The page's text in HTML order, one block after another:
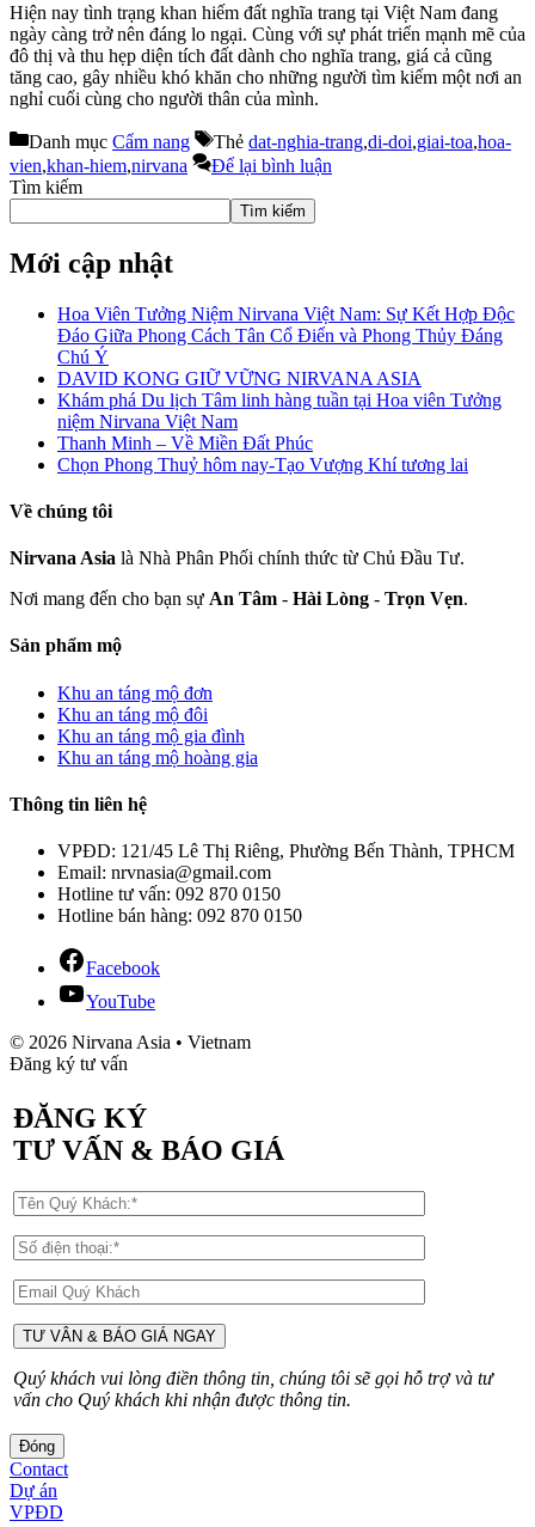
Hiện nay tình trạng khan hiếm đất nghĩa trang tại Việt Nam đang
ngày càng trở nên đáng lo ngại. Cùng với sự phát triển mạnh mẽ của
đô thị và thu hẹp diện tích đất dành cho nghĩa trang, giá cả cũng
tăng cao, gây nhiều khó khăn cho những người tìm kiếm một nơi an
nghỉ cuối cùng cho người thân của mình.
Danh mục Cẩm nang Thẻ dat-nghia-trang,di-doi,giai-toa,hoa-
vien,khan-hiem,nirvana
Để lại bình luận
Tìm kiếm
Tìm kiếm
Mới cập nhật
Hoa Viên Tưởng Niệm Nirvana Việt Nam: Sự Kết Hợp Độc
Đáo Giữa Phong Cách Tân Cổ Điển và Phong Thủy Đáng
Chú Ý
DAVID KONG GIỮ VỮNG NIRVANA ASIA
Khám phá Du lịch Tâm linh hàng tuần tại Hoa viên Tưởng
niệm Nirvana Việt Nam
Thanh Minh – Về Miền Đất Phúc
Chọn Phong Thuỷ hôm nay-Tạo Vượng Khí tương lai
Về chúng tôi
Nirvana Asia là Nhà Phân Phối chính thức từ Chủ Đầu Tư.
Nơi mang đến cho bạn sự An Tâm - Hài Lòng - Trọn Vẹn.
Sản phẩm mộ
Khu an táng mộ đơn
Khu an táng mộ đôi
Khu an táng mộ gia đình
Khu an táng mộ hoàng gia
Thông tin liên hệ
VPĐD: 121/45 Lê Thị Riêng, Phường Bến Thành, TPHCM
Email: nrvnasia@gmail.com
Hotline tư vấn: 092 870 0150
Hotline bán hàng: 092 870 0150
Facebook
YouTube
© 2026 Nirvana Asia • Vietnam
Đăng ký tư vấn
ĐĂNG KÝ
TƯ VẤN & BÁO GIÁ
Quý khách vui lòng điền thông tin, chúng tôi sẽ gọi hỗ trợ và tư
vấn cho Quý khách khi nhận được thông tin.
Đóng
Contact
Dự án
VPĐD